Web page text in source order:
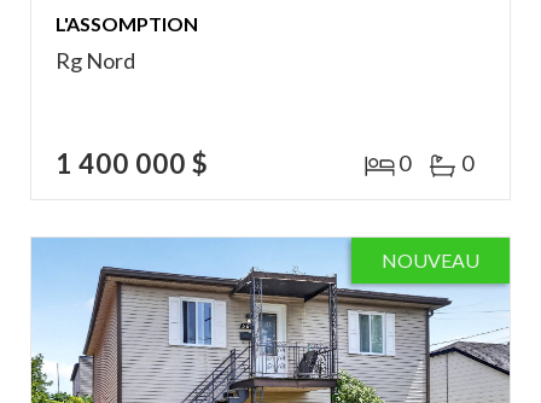
L'ASSOMPTION
Rg Nord
1 400 000 $ 0 0
NOUVEAU